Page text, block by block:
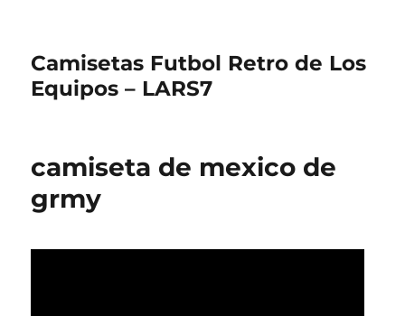
Camisetas Futbol Retro de Los
Equipos – LARS7
camiseta de mexico de
grmy